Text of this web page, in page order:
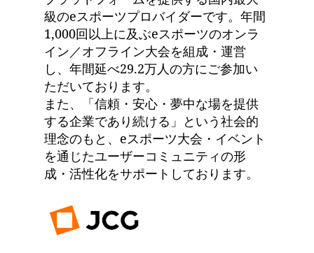
級のeスポーツプロバイダーです。年間
1,000回以上に及ぶeスポーツのオンラ
イン／オフライン大会を組成・運営
し、年間延べ29.2万人の方にご参加い
ただいております。
また、「信頼・安心・夢中な場を提供
する企業であり続ける」という社会的
理念のもと、eスポーツ大会・イベント
を通じたユーザーコミュニティの形
成・活性化をサポートしております。